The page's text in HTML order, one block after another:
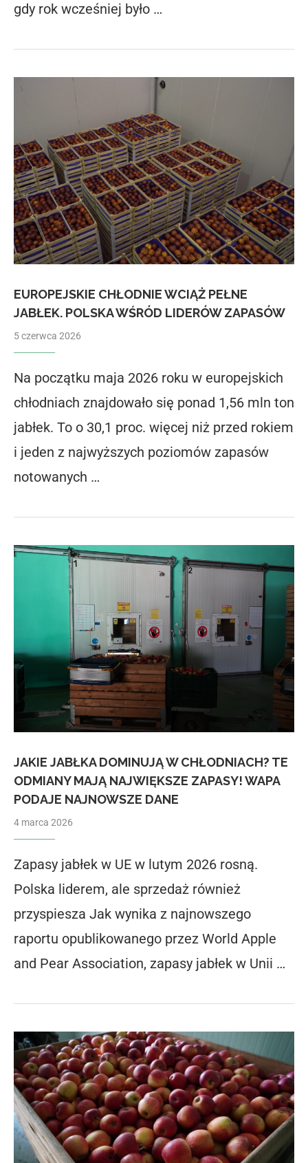
gdy rok wcześniej było …
EUROPEJSKIE CHŁODNIE WCIĄŻ PEŁNE
JABŁEK. POLSKA WŚRÓD LIDERÓW ZAPASÓW
5 czerwca 2026
Na początku maja 2026 roku w europejskich
chłodniach znajdowało się ponad 1,56 mln ton
jabłek. To o 30,1 proc. więcej niż przed rokiem
i jeden z najwyższych poziomów zapasów
notowanych …
JAKIE JABŁKA DOMINUJĄ W CHŁODNIACH? TE
ODMIANY MAJĄ NAJWIĘKSZE ZAPASY! WAPA
PODAJE NAJNOWSZE DANE
4 marca 2026
Zapasy jabłek w UE w lutym 2026 rosną.
Polska liderem, ale sprzedaż również
przyspiesza Jak wynika z najnowszego
raportu opublikowanego przez World Apple
and Pear Association, zapasy jabłek w Unii …